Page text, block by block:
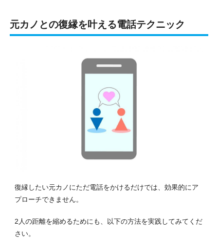
元カノとの復縁を叶える電話テクニック
復縁したい元カノにただ電話をかけるだけでは、効果的にア
プローチできません。
2人の距離を縮めるためにも、以下の方法を実践してみてくだ
さい。